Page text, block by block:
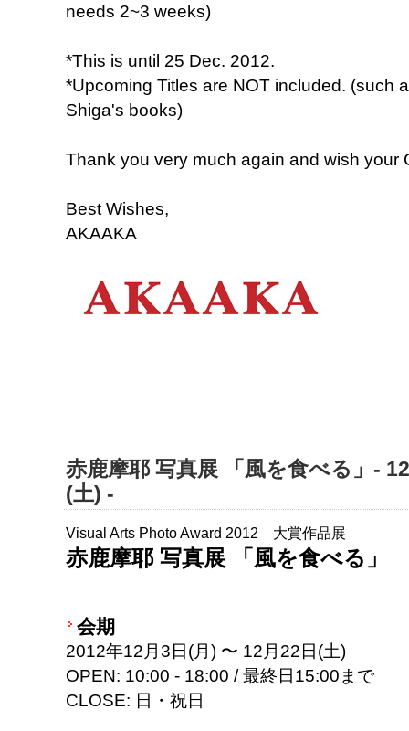
needs 2~3 weeks)
*This is until 25 Dec. 2012.
*Upcoming Titles are NOT included. (such
Shiga's books)
Thank you very much again and wish your
Best Wishes,
AKAAKA
赤鹿摩耶 写真展 「風を食べる」-
(土) -
Visual Arts Photo Award 2012 大賞作品展
赤鹿摩耶 写真展 「風を食べる」
会期
2012年12月3日(月) 〜 12月22日(土)
OPEN: 10:00 - 18:00 / 最終日15:00まで
CLOSE: 日・祝日